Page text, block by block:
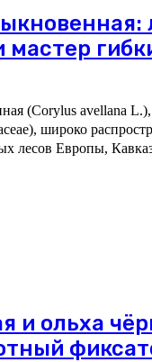
мастер
(Corylus avellana
широко
лесов Европы,
и ольха